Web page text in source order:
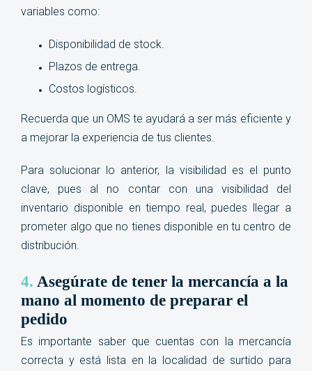
variables como:
Disponibilidad de stock.
Plazos de entrega.
Costos logísticos.
Recuerda que un OMS te ayudará a ser más eficiente y
a mejorar la experiencia de tus clientes.
Para solucionar lo anterior, la visibilidad es el punto
clave, pues al no contar con una visibilidad del
inventario disponible en tiempo real, puedes llegar a
prometer algo que no tienes disponible en tu centro de
distribución.
4. Asegúrate de tener la mercancía a la
mano al momento de preparar el
pedido
Es importante saber que cuentas con la mercancía
correcta y está lista en la localidad de surtido para